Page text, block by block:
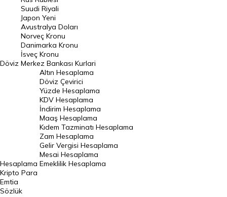
Avustralya Doları
Danimarka Kronu Kuru
Kanada Doları Kuru
Norveç Kronu Kuru
İsveç Kronu Kuru
Japon Yeni Kuru
Serbest Piyasa Döviz Kurları
Merkez Bankası Döviz Kurları
Altın Fiyatları
Gram Altın Fiyatı
Döviz
Suudi Riyali
Japon Yeni
Avustralya Doları
Norveç Kronu
Danimarka Kronu
İsveç Kronu
Merkez Bankası Kurlari
Hesaplama
Altın Hesaplama
Döviz Çevirici
Yüzde Hesaplama
KDV Hesaplama
İndirim Hesaplama
Maaş Hesaplama
Kıdem Tazminatı Hesaplama
Zam Hesaplama
Gelir Vergisi Hesaplama
Mesai Hesaplama
Emeklilik Hesaplama
Kripto Para
Emtia
Sözlük